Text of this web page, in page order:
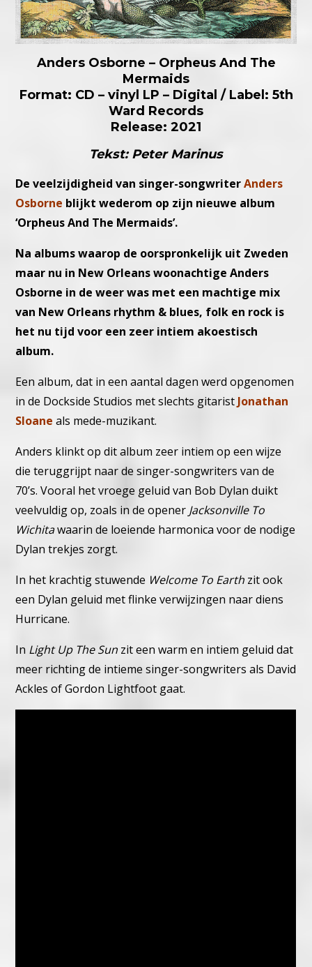
Anders Osborne – Orpheus And The
Mermaids
Format: CD – vinyl LP – Digital / Label: 5th
Ward Records
Release: 2021
Tekst: Peter Marinus
De veelzijdigheid van singer-songwriterAnders
Osborne blijkt wederom op zijn nieuwe album
‘Orpheus And The Mermaids’.
Na albums waarop de oorspronkelijk uit Zweden
maar nu in New Orleans woonachtige Anders
Osborne in de weer was met een machtige mix
van New Orleans rhythm & blues, folk en rock is
het nu tijd voor een zeer intiem akoestisch
album.
Een album, dat in een aantal dagen werd opgenomen
in de Dockside Studios met slechts gitarist Jonathan
Sloane als mede-muzikant.
Anders klinkt op dit album zeer intiem op een wijze
die teruggrijpt naar de singer-songwriters van de
70’s. Vooral het vroege geluid van Bob Dylan duikt
veelvuldig op, zoals in de opener Jacksonville To
Wichitawaarin de loeiende harmonica voor de nodige
Dylan trekjes zorgt.
In het krachtig stuwende Welcome To Earth zit ook
een Dylan geluid met flinke verwijzingen naar diens
Hurricane.
In Light Up The Sun zit een warm en intiem geluid dat
meer richting de intieme singer-songwriters als David
Ackles of Gordon Lightfoot gaat.